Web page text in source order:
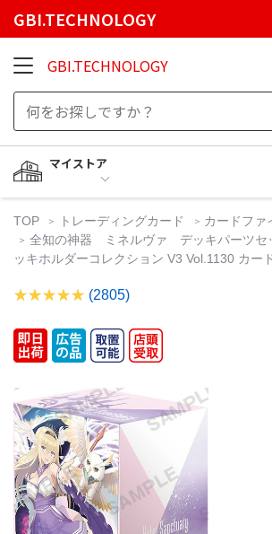
GBI.TECHNOLOGY
GBI.TECHNOLOGY
マイストア
TOP トレーディングカード
カードファ
全知の神器 ミネルヴァ デッキパーツセ
ッキホルダーコレクション V3 Vol.1130 カー
(2805)